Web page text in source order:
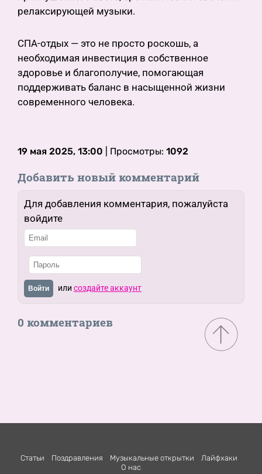
релаксирующей музыки.
СПА-отдых — это не просто роскошь, а
необходимая инвестиция в собственное
здоровье и благополучие, помогающая
поддерживать баланс в насыщенной жизни
современного человека.
19 мая 2025, 13:00 | Просмотры: 1092
Добавить новый комментарий
Для добавления комментария, пожалуйста
войдите
Войти или создайте аккаунт
0 комментариев
Статьи Поздравления Музыкальные открытки
Лайфхаки
О нас